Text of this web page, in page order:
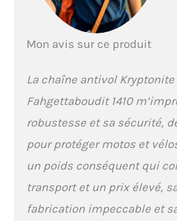
;
robuste
Mon avis sur ce produit
La chaîne antivol Kryptonite
Fahgettaboudit 1410
robustesse et sa sécurité,
pour protéger motos et
un poids conséquent qui
transport et un prix élevé,
fabrication impeccable et